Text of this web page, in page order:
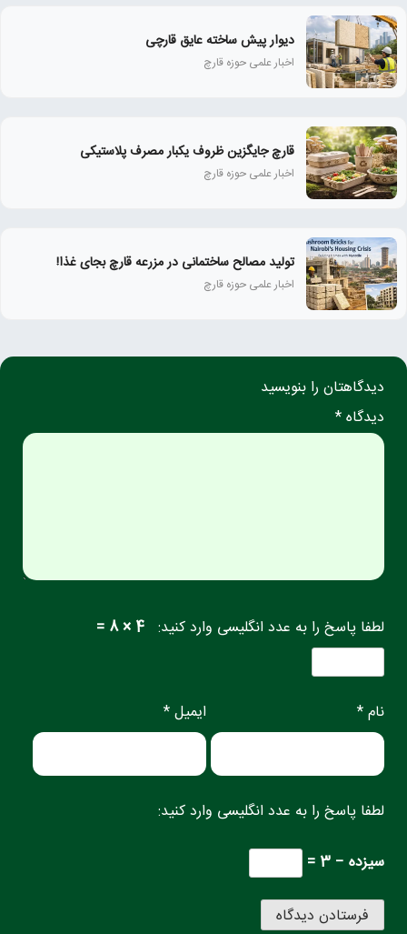
دیوار پیش ساخته عایق قارچی
اخبار علمی حوزه قارچ
قارچ جایگزین ظروف یکبار مصرف پلاستیکی
اخبار علمی حوزه قارچ
تولید مصالح ساختمانی در مزرعه قارچ بجای غذا!
اخبار علمی حوزه قارچ
دیدگاهتان را بنویسید
دیدگاه *
لطفا پاسخ را به عدد انگلیسی وارد کنید: 4 × 8 =
نام * ایمیل *
لطفا پاسخ را به عدد انگلیسی وارد کنید:
سیزده − 3 =